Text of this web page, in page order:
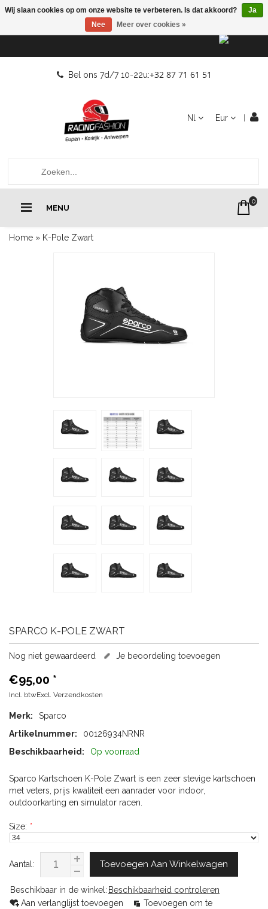
Bel ons 7d/7 10-22u:+32 87 71 61 51
Nl Eur
MENU
0
Home » K-Pole Zwart
SPARCO K-POLE ZWART
Nog niet gewaardeerd Je beoordeling toevoegen
€95,00 *
Incl. btwExcl. Verzendkosten
Merk:
Sparco
Artikelnummer:
00126934NRNR
Beschikbaarheid:
Op voorraad
Sparco Kartschoen K-Pole Zwart is een zeer stevige kartschoen
met veters, prijs kwaliteit een aanrader voor indoor,
outdoorkarting en simulator racen.
Size: *
Aantal: Toevoegen Aan Winkelwagen
Beschikbaar in de winkel: Beschikbaarheid controleren
Aan verlanglijst toevoegen
Toevoegen om te
Wij slaan cookies op om onze website te verbeteren. Is dat akkoord?
Ja
Nee
Meer over cookies »